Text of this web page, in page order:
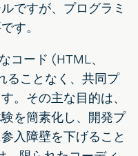
ですが、プログラミ
す。
コード (HTML、
ることなく、共同プ
。その主な目的は、
を簡素化し、開発プ
入障壁を下げること